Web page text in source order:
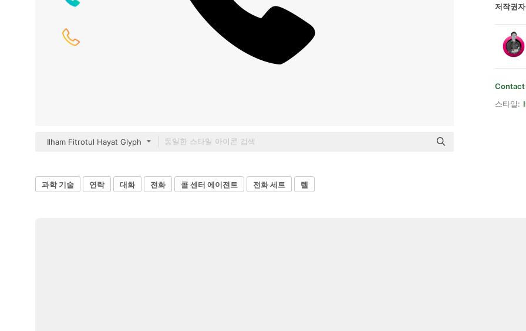
Ilham Fitrotul Hayat Glyph
저작권
Contact
스타일:
과학 기술 연락 대화 전화 콜 센터 에이전트 전화 세트 텔